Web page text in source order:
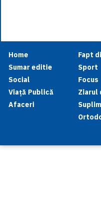
Home
Sumar editie
Social
Viață Publică
Afaceri
Fapt
Sport
Focus
Ziarul